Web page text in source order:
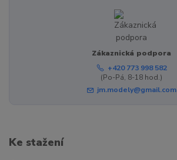
Zákaznická podpora
+420 773 998 582
(Po-Pá, 8-18 hod.)
jm.modely@gmail.com
Ke stažení